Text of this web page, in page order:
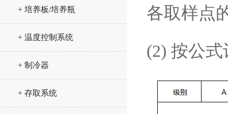
+ 培养板/培养瓶
+ 温度控制系统
+ 制冷器
+ 存取系统
各取样点
(2) 按公